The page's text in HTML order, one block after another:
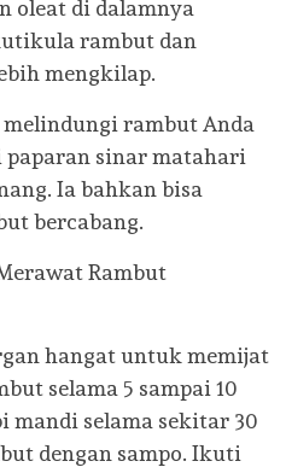
oleat di dalamnya
rambut dan
mengkilap.
rambut Anda
sinar matahari
Ia bahkan bisa
bercabang.
hangat untuk memijat
selama 5 sampai 10
mandi selama sekitar 30
dengan sampo. Ikuti